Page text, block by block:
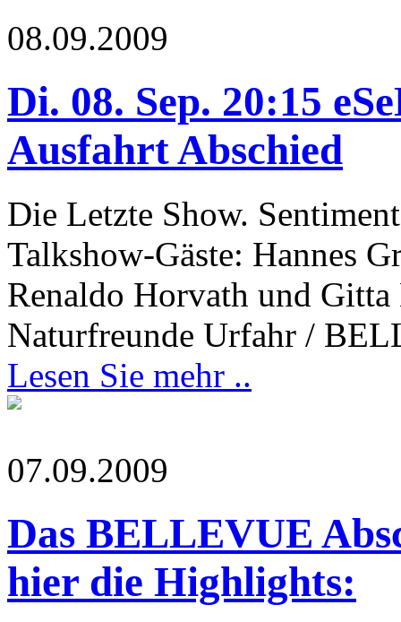
08.09.2009
Di. 08. Sep. 20:15
Ausfahrt Abschied
Die Letzte Show.
Talkshow-Gäste: Hannes
Renaldo Horvath und
Naturfreunde Urfahr /
Lesen Sie mehr ..
07.09.2009
Das BELLEVUE
hier die Highlights: